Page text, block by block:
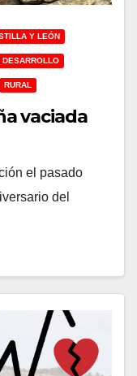
Y LEÓN
DESARROLLO
RURAL
vaciada
el pasado
del